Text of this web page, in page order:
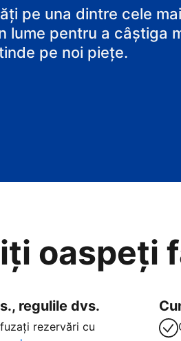
pe una dintre cele
lume pentru a câștiga
pe noi piețe.
oaspeți
regulile dvs.
rezervări cu